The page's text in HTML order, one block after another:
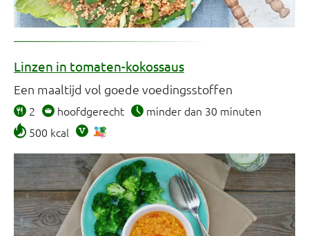
Linzen in tomaten-kokossaus
Een maaltijd vol goede voedingsstoffen
2 hoofdgerecht
minder dan 30 minuten
500 kcal